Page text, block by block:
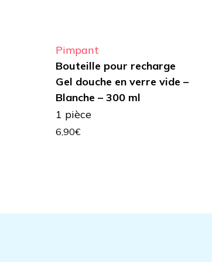
Pimpant
Bouteille pour recharge
Gel douche en verre vide –
Blanche – 300 ml
1 pièce
6,90€